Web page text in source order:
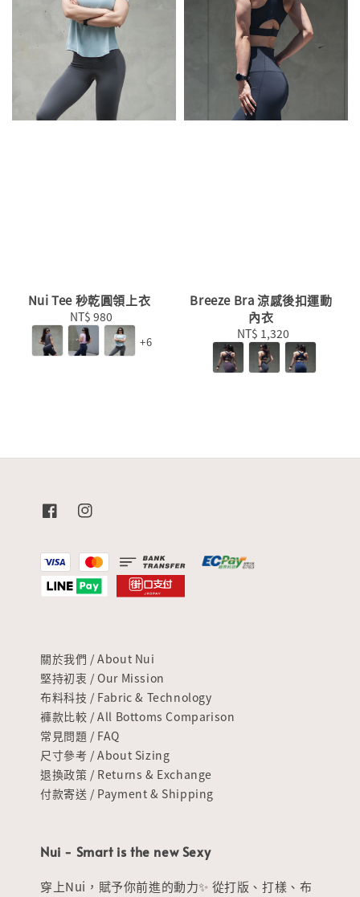
Nui Tee 秒乾圓領上衣
Regular
price
NT$ 980
+6
Breeze Bra 涼感後扣運動
內衣
Regular
price
NT$ 1,320
關於我們 / About Nui
堅持初衷 / Our Mission
布料科技 / Fabric & Technology
褲款比較 / All Bottoms Comparison
常見問題 / FAQ
尺寸參考 / About Sizing
退換政策 / Returns & Exchange
付款寄送 / Payment & Shipping
Nui - Smart is the new Sexy
穿上Nui，賦予你前進的動力✨ 從打版、打樣、布